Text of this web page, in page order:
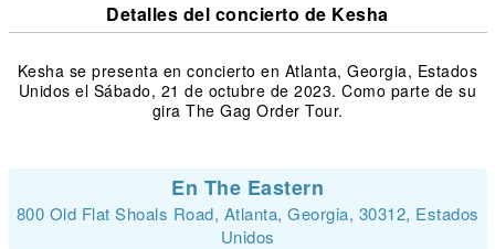
Detalles del concierto de Kesha
Kesha se presenta en concierto en Atlanta, Georgia, Estados
Unidos el Sábado, 21 de octubre de 2023. Como parte de su
gira The Gag Order Tour.
En The Eastern
800 Old Flat Shoals Road, Atlanta, Georgia, 30312, Estados
Unidos